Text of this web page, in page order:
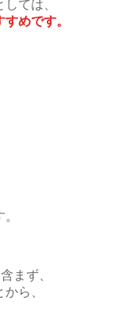
ては、
めです。
まず、
ら、